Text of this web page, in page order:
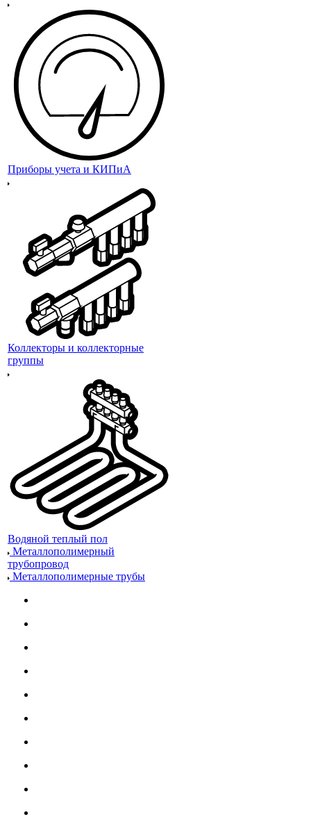
Приборы учета и КИПиА
Коллекторы и коллекторные
группы
Водяной теплый пол
Металлополимерный
трубопровод
Металлополимерные трубы